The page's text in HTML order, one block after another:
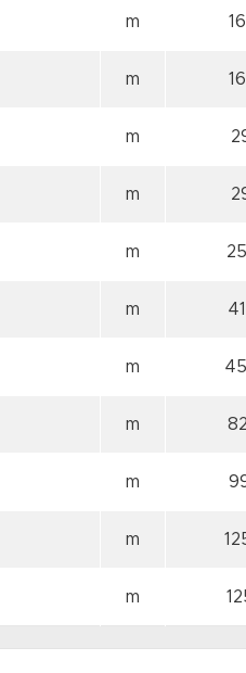
m
m
m
m
m
m
m
m
m
m
m